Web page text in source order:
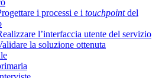
i processi e i touchpointdel
l’interfaccia utente del servizio
la soluzione ottenuta